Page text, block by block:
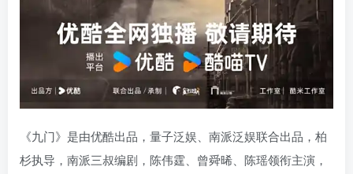
《九门》是由优酷出品，量子泛娱、南派泛娱联合出品，柏
杉执导，南派三叔编剧，陈伟霆、曾舜晞、陈瑶领衔主演，